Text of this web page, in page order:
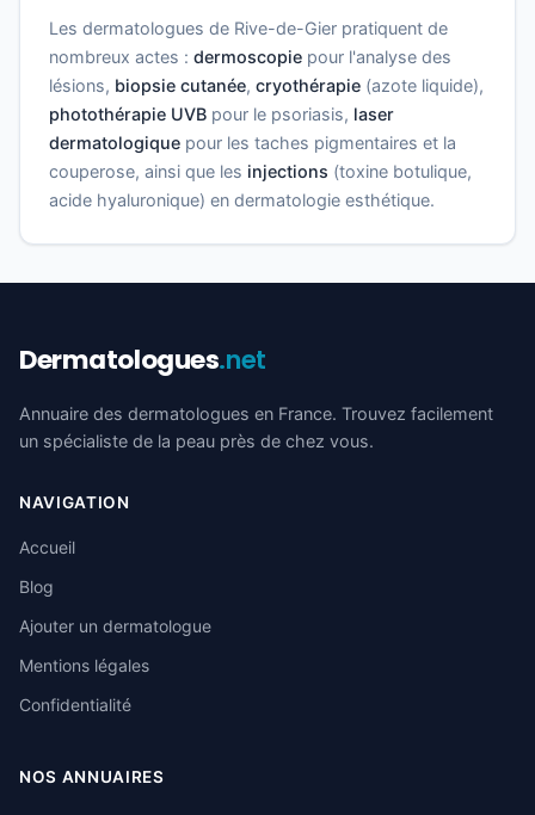
Les dermatologues de Rive-de-Gier pratiquent de
nombreux actes : dermoscopie pour l'analyse des
lésions, biopsie cutanée, cryothérapie (azote liquide),
photothérapie UVB pour le psoriasis, laser
dermatologique pour les taches pigmentaires et la
couperose, ainsi que les injections (toxine botulique,
acide hyaluronique) en dermatologie esthétique.
Dermatologues.net
Annuaire des dermatologues en France. Trouvez facilement
un spécialiste de la peau près de chez vous.
NAVIGATION
Accueil
Blog
Ajouter un dermatologue
Mentions légales
Confidentialité
NOS ANNUAIRES